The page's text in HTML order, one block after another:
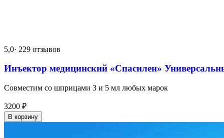
5,0· 229 отзывов
Инъектор медицинский «Спасилен»
Совместим со шприцами 3 и 5 мл любых марок
3200 ₽
В корзину